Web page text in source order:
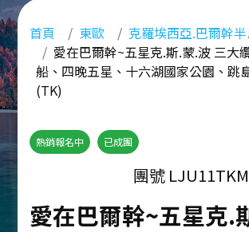
首頁 東歐
克羅埃西亞.巴爾幹
愛在巴爾幹~五星克.斯.蒙.波 三大
船、四晚五星、十六湖國家公園、跳
(TK)
熱銷報名中 已成團
團號
愛在巴爾幹~五星克.